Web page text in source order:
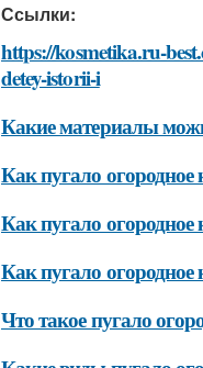
Ссылки:
https://kosmetika.ru-
detey-istorii-i
Какие материалы
Как пугало огородное
Как пугало огородное
Как пугало огородное
Что такое пугало